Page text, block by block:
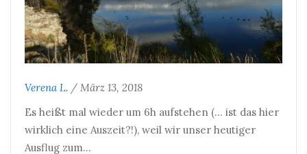
Verena L. / März 13, 2018
Es heißt mal wieder um 6h aufstehen (… ist das hier
wirklich eine Auszeit?!), weil wir unser heutiger
Ausflug zum…